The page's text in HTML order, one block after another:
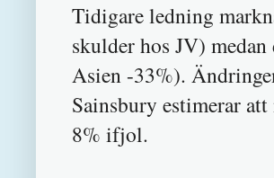
Tidigare ledning
skulder hos JV)
Asien -33%).
Sainsbury estimerar
8% ifjol.